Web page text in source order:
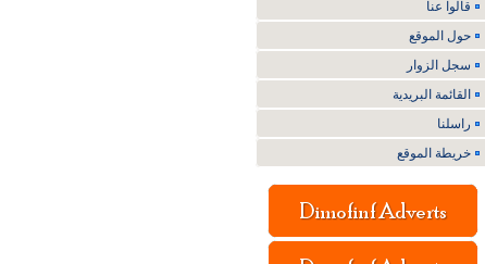
قالوا عنا
حول الموقع
سجل الزوار
القائمة البريدية
راسلنا
خريطة الموقع